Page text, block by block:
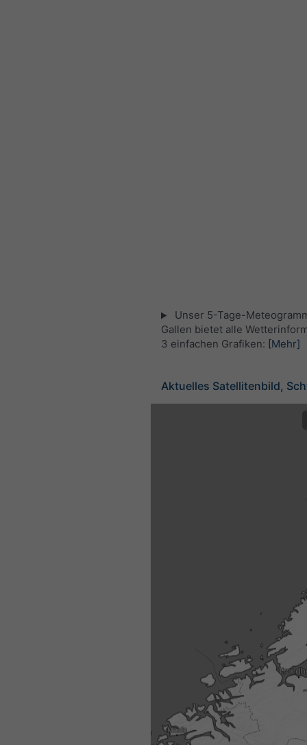
Unser 5-Tage-
Gallen bietet alle
3 einfachen Grafiken: [Mehr]
Aktuelles Satellitenbild,